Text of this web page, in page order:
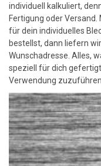
individuell kalkuliert,
Fertigung oder
für dein individuelles
bestellst, dann liefern
Wunschadresse. Alles,
speziell für dich
Verwendung zuzuführen.